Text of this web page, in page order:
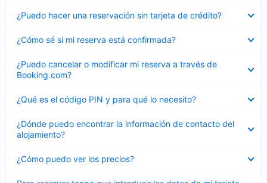
¿Puedo hacer una reservación sin tarjeta de crédito?
cerrado
¿Cómo sé si mi reserva está confirmada?
cerrado
¿Puedo cancelar o modificar mi reserva a través de
Booking.com?
cerrado
¿Qué es el código PIN y para qué lo necesito?
cerrado
¿Dónde puedo encontrar la información de contacto del
alojamiento?
cerrado
¿Cómo puedo ver los precios?
cerrado